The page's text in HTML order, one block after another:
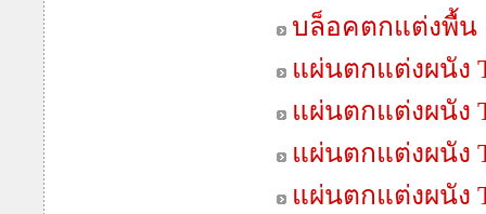
บล็อคตกแต่งพื้น
แผ่นตกแต่งผนัง
แผ่นตกแต่งผนัง
แผ่นตกแต่งผนัง
แผ่นตกแต่งผนัง